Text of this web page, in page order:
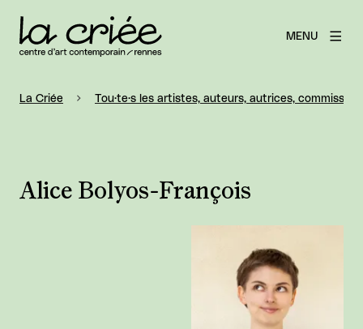
MENU
La Criée Tou·te·s les artistes, auteurs, autrices,
Alice Bolyos-François